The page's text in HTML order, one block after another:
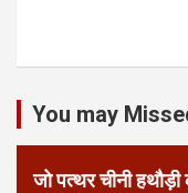
You may
जो पत्थर चीनी हथौड़ी